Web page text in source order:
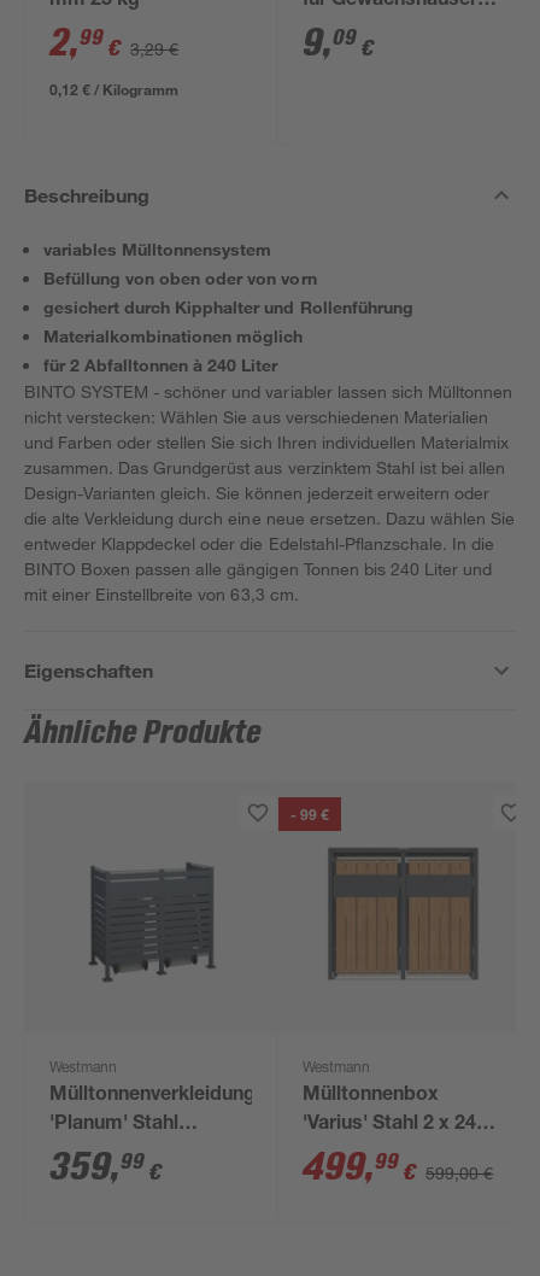
2,99 € 3,29 €
0,12 € / Kilogramm
schwarz 20 Stück
9,09 €
Beschreibung
variables Mülltonnensystem
Befüllung von oben oder von vorn
gesichert durch Kipphalter und Rollenführung
Materialkombinationen möglich
für 2 Abfalltonnen à 240 Liter
BINTO SYSTEM - schöner und variabler lassen sich Mülltonnen
nicht verstecken: Wählen Sie aus verschiedenen Materialien
und Farben oder stellen Sie sich Ihren individuellen Materialmix
zusammen. Das Grundgerüst aus verzinktem Stahl ist bei allen
Design-Varianten gleich. Sie können jederzeit erweitern oder
die alte Verkleidung durch eine neue ersetzen. Dazu wählen Sie
entweder Klappdeckel oder die Edelstahl-Pflanzschale. In die
BINTO Boxen passen alle gängigen Tonnen bis 240 Liter und
mit einer Einstellbreite von 63,3 cm.
Eigenschaften
Ähnliche Produkte
Westmann
Mülltonnenverkleidung
'Planum' Stahl
anthrazit 170 x 90 x
150 cm
359,99 €
- 99 €
Westmann
Mülltonnenbox
'Varius' Stahl 2 x 240 l
anthrazit/Holzoptik
132 x 80 x 116 cm
499,99 € 599,00 €